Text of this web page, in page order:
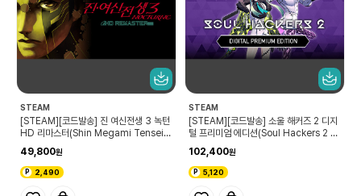
STEAM
[STEAM][코드발송] 진 여신전생 3 녹턴
HD 리마스터(Shin Megami Tensei II
49,800
2,490
STEAM
[STEAM][코드발송] 소울 해커즈 2 디지
털 프리미엄 에디션(Soul Hackers 2 Di
102,400
5,120